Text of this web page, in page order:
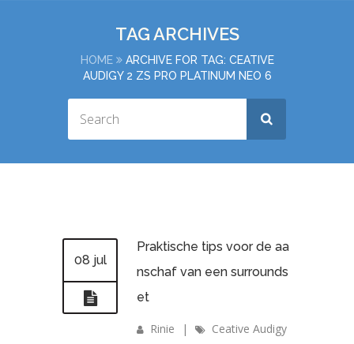
TAG ARCHIVES
HOME
ARCHIVE FOR TAG: CEATIVE
AUDIGY 2 ZS PRO PLATINUM NEO 6
08 jul
Praktische tips voor de aa
nschaf van een surrounds
et
Rinie |
Ceative Audigy